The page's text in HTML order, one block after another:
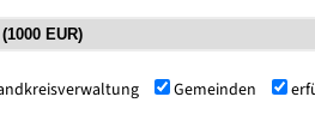
Gemeinden